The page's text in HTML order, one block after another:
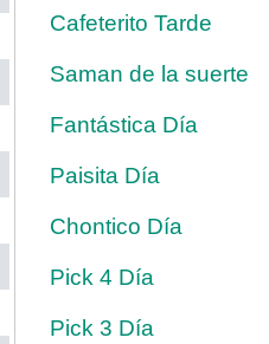
Cafeterito Tarde
Saman de la suerte
Fantástica Día
Paisita Día
Chontico Día
Pick 4 Día
Pick 3 Día